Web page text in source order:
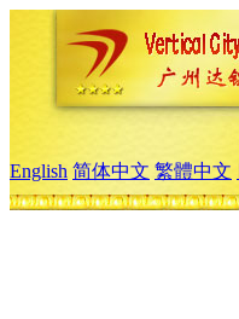
English 简体中文 繁體中文